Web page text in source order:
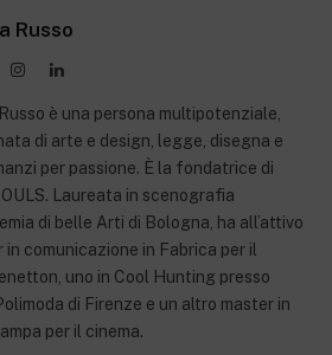
Russo
InstagramLinkedIn
è una persona multipotenziale,
di arte e design, legge, disegna e
per passione. È la fondatrice di
Laureata in scenografia
di belle Arti di Bologna, ha all’attivo
in comunicazione in Fabrica per il
uno in Cool Hunting presso
di Firenze e un altro master in
per il cinema.